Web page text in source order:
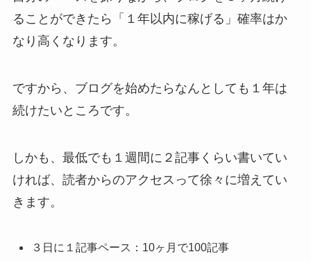
ることができたら「１年以内に稼げる」確率はか
なり高くなります。
ですから、ブログを始めたらなんとしても１年は
続けたいところです。
しかも、最低でも１週間に２記事くらい書いてい
ければ、読者からのアクセスって徐々に増えてい
きます。
３日に１記事ペース：10ヶ月で100記事